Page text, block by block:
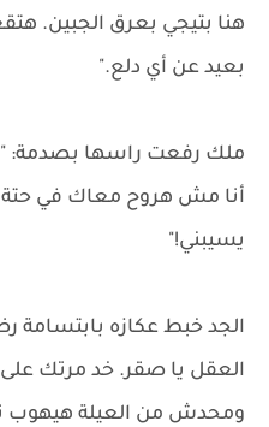
بعيد عن أي دلع."
ملك رفعت راسها بصدمة:
أنا مش هروح معاك في حتة
يسيبني!"
الجد خبط عكازه بابتسامة
العقل يا صقر. خد مرتك على
ومحدش من العيلة هيهوب